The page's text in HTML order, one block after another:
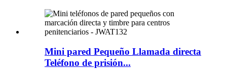
Mini pared Pequeño Llamada directa
Teléfono de prisión...